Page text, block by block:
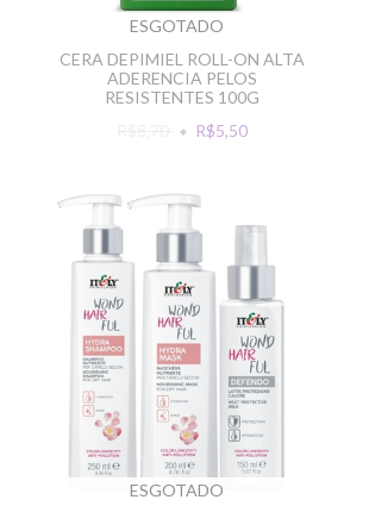
ESGOTADO
CERA DEPIMIEL ROLL-ON ALTA
ADERENCIA PELOS
RESISTENTES 100G
R$8,70
R$5,50
ESGOTADO